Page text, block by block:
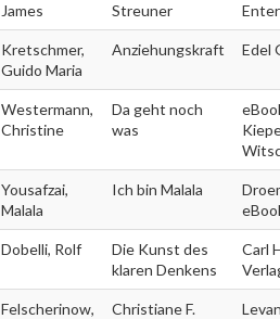
James
Streuner
Kretschmer,
Guido Maria
Anziehungskraft Edel
Westermann,
Christine
Da geht noch
was
Yousafzai,
Malala
Ich bin Malala
Dobelli, Rolf
Die Kunst des
klaren Denkens
Carl
Felscherinow,
Christiane F.